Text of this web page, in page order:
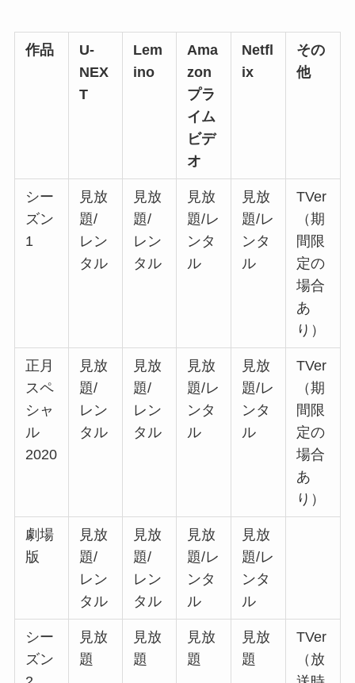
作品
U-
NEX
T
Lem
ino
Ama
zon
プラ
イム
ビデ
オ
Netfl
ix
その
他
シー
ズン
1
見放
題/
レン
タル
見放
題/
レン
タル
見放
題/レ
ンタ
ル
見放
題/レ
ンタ
ル
TVer
（期
間限
定の
場合
あ
り）
正月
スペ
シャ
ル
2020
見放
題/
レン
タル
見放
題/
レン
タル
見放
題/レ
ンタ
ル
見放
題/レ
ンタ
ル
TVer
（期
間限
定の
場合
あ
り）
劇場
版
見放
題/
レン
タル
見放
題/
レン
タル
見放
題/レ
ンタ
ル
見放
題/レ
ンタ
ル
シー
ズン
見放
題
見放
題
見放
題
見放
題
TVer
（放